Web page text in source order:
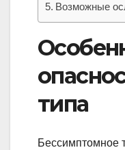
Возможные
типа
Бессимптомное